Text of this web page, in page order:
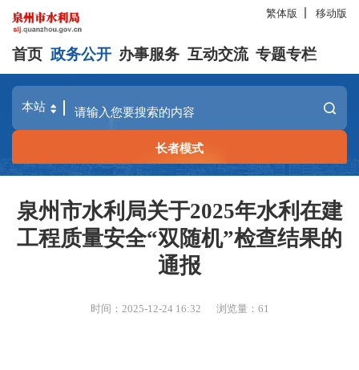
繁体版 移动版
首页 政务公开 办事服务 互动交流 专题专栏
长者模式
泉州市水利局关于2025年水利在建
工程质量安全“双随机”检查结果的
通报
时间：2025-12-24 16:32 浏览量： 61